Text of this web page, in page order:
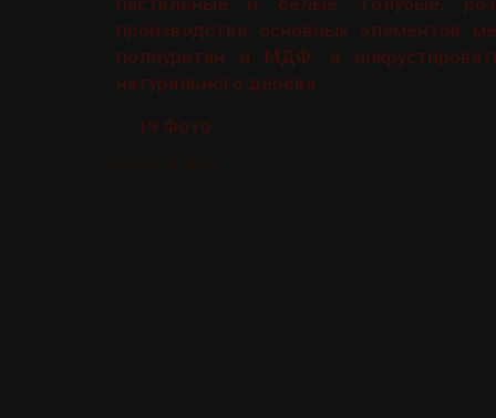
производстве основных элементов
полиуретан и МДФ, а
натурального дерева.
19 Фото